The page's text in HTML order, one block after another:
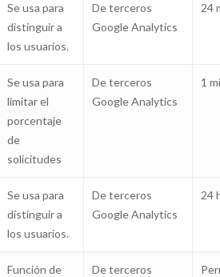
Se usa para
distinguir a
los usuarios.
De terceros
Google Analytics
24
Se usa para
limitar el
porcentaje
de
solicitudes
De terceros
Google Analytics
1
Se usa para
distinguir a
los usuarios.
De terceros
Google Analytics
24
Función de
De terceros